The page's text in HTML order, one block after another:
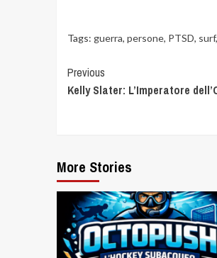
Tags: guerra, persone, PTSD, surf,
Previous
Kelly Slater: L’Imperatore
More Stories